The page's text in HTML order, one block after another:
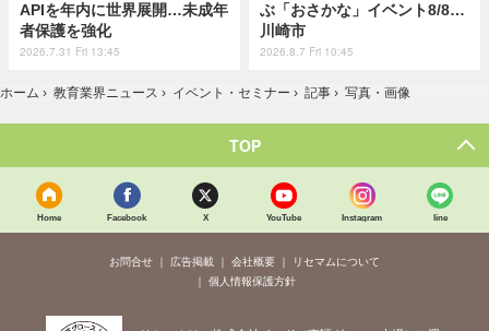
APIを年内に世界展開…未成年
者保護を強化
2026.7.31 Fri 13:45
ぶ「おさかな」イベント8/8…
川崎市
2026.8.7 Fri 10:45
ホーム › 教育業界ニュース › イベント・セミナー › 記事 › 写真・画像
TOP
Home Facebook X YouTube Instagram line
お問合せ 広告掲載 会社概要
リセマムについて
個人情報保護方針